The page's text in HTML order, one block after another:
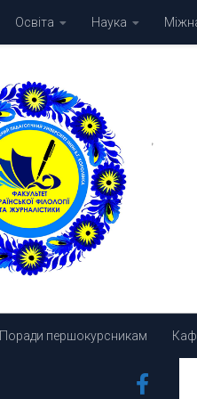
Освіта Наука
Поради першокурсникам